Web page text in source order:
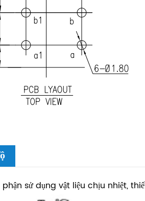
phận sử dụng vật liệu chịu nhiệt,